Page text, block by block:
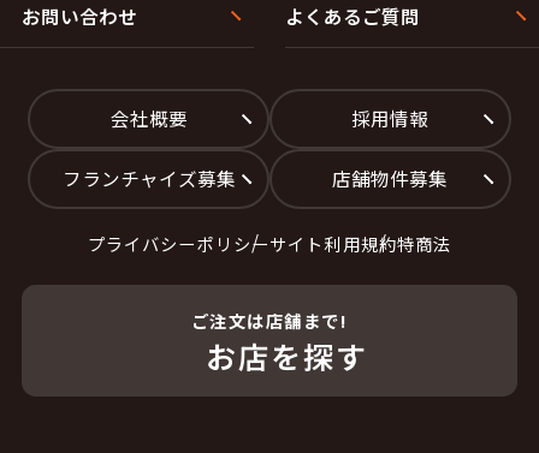
お問い合わせ よくあるご質問
会社概要 採用情報
フランチャイズ募集 店舗物件募集
プライバシーポリシーサイト利用規約特商法
ご注文は店舗まで!
お店を探す